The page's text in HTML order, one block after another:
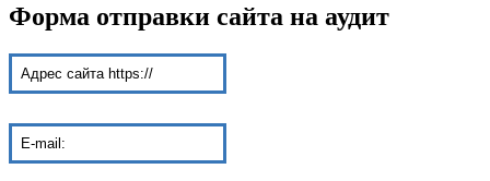
Форма отправки сайта на аудит